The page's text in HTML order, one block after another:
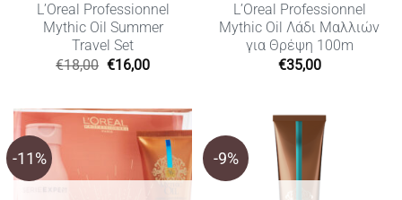
L’Oreal Professionnel
Mythic Oil Summer
Travel Set
€18,00 Original
price
€16,00Η
€16,00.
L’Oreal Professionnel
Mythic Oil Λάδι Μαλλιών
για Θρέψη 100m
€35,00
-11% -9%